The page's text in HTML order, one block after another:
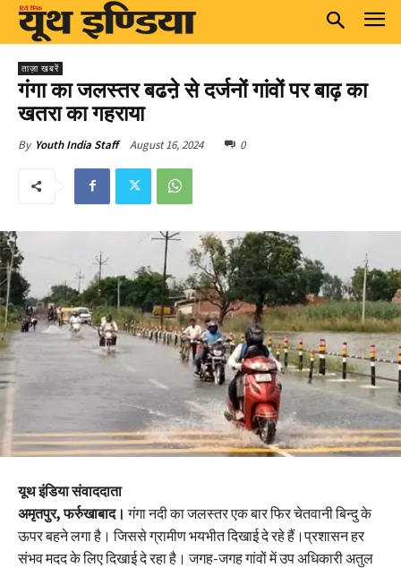
ताज़ा खबरें
गंगा का जलस्तर बढऩे से दर्जनों गांवों पर बाढ़ का
खतरा का गहराया
By Youth India Staff August 16, 2024 0
यूथ इंडिया संवाददाता
अमृतपुर, फर्रुखाबाद। गंगा नदी का जलस्तर एक बार फिर चेतवानी बिन्दु के
ऊपर बहने लगा है। जिससे ग्रामीण भयभीत दिखाई दे रहे हैं।प्रशासन हर
संभव मदद के लिए दिखाई दे रहा है। जगह-जगह गांवों में उप अधिकारी अतुल